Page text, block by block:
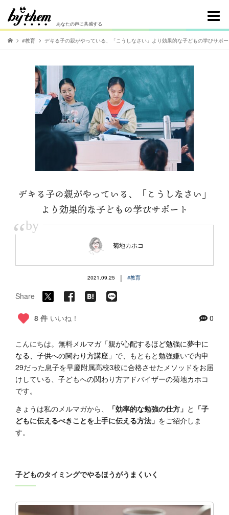
あなたの声に共感する
#教育 デキる子の親がやっている、「こうしなさい」より効果的な子どもの学びサポ
デキる子の親がやっている、「こうしなさい」
より効果的な子どもの学びサポート
“by
菊地カホコ
2021.09.25 | #教育
Share
8 件 いいね！ 0
こんにちは。無料メルマガ「親が心配するほど勉強に夢中に
なる、子供への関わり方講座 」で、もともと勉強嫌いで内申
29だった息子を早慶附属高校3校に合格させたメソッドをお届
けしている、子どもへの関わり方アドバイザーの菊地カホコ
です。
きょうは私のメルマガから、
「効率的な勉強の仕方」 と 「子
どもに伝えるべきことを上手に伝える方法」 をご紹介しま
す。
子どものタイミングでやるほうがうまくいく